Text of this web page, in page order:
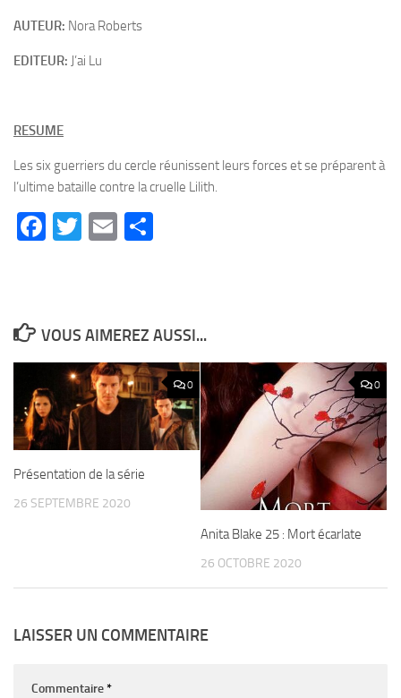
AUTEUR: Nora Roberts
EDITEUR: J’ai Lu
RESUME
Les six guerriers du cercle réunissent leurs forces et se préparent à
l’ultime bataille contre la cruelle Lilith.
Facebook
Twitter
Email
VOUS AIMEREZ AUSSI...
0
Présentation de la série
26 SEPTEMBRE 2020
0
Anita Blake 25 : Mort écarlate
26 OCTOBRE 2020
LAISSER UN COMMENTAIRE
Commentaire*